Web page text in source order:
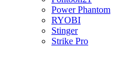
Power Phantom
RYOBI
Stinger
Strike Pro